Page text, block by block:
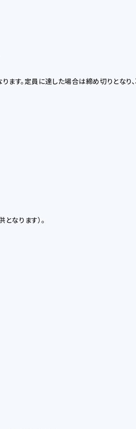
す。定員に達した場合は締め切りとなり
なります）。